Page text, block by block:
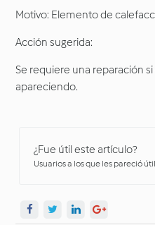
Motivo: Elemento de
Acción sugerida:
Se requiere una reparación
apareciendo.
¿Fue útil este artículo?
Usuarios a los que les pareció